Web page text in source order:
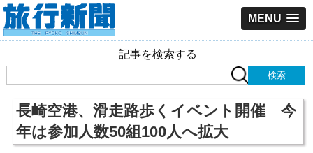
MENU
記事を検索する
長崎空港、滑走路歩くイベント開催 今
年は参加人数50組100人へ拡大